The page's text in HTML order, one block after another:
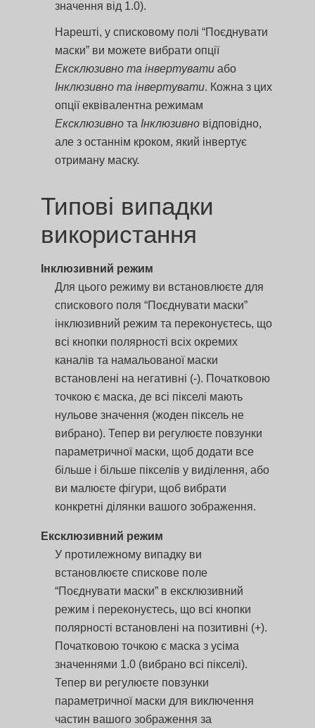
значення від 1.0).
Нарешті, у списковому полі “Поєднувати
маски” ви можете вибрати опції
Ексклюзивно та інвертувати або
Інклюзивно та інвертувати. Кожна з цих
опції еквівалентна режимам
Ексклюзивно та Інклюзивно відповідно,
але з останнім кроком, який інвертує
отриману маску.
Типові випадки
використання
Інклюзивний режим
Для цього режиму ви встановлюєте для
спискового поля “Поєднувати маски”
інклюзивний режим та переконуєтесь, що
всі кнопки полярності всіх окремих
каналів та намальованої маски
встановлені на негативні (-). Початковою
точкою є маска, де всі пікселі мають
нульове значення (жоден піксель не
вибрано). Тепер ви регулюєте повзунки
параметричної маски, щоб додати все
більше і більше пікселів у виділення, або
ви малюєте фігури, щоб вибрати
конкретні ділянки вашого зображення.
Ексклюзивний режим
У протилежному випадку ви
встановлюєте спискове поле
“Поєднувати маски” в ексклюзивний
режим і переконуєтесь, що всі кнопки
полярності встановлені на позитивні (+).
Початковою точкою є маска з усіма
значеннями 1.0 (вибрано всі пікселі).
Тепер ви регулюєте повзунки
параметричної маски для виключення
частин вашого зображення за